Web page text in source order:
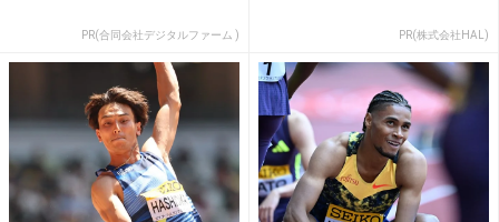
PR(合同会社デジタルファーム ) PR(株式会社HAL)